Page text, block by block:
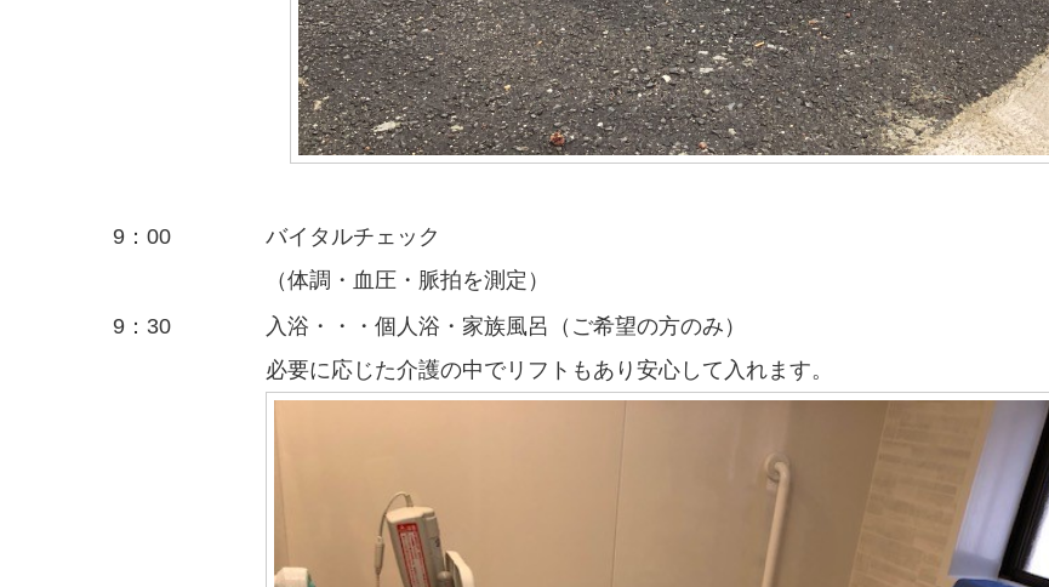
9：00
バイタルチェック
（体調・血圧・脈拍を測定）
9：30
入浴・・・個人浴・家族風呂（ご希望の方のみ）
必要に応じた介護の中でリフトもあり安心して入れます。